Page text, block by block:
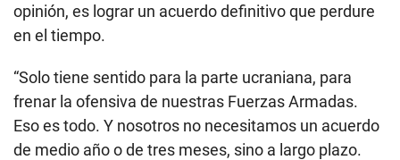
opinión, es lograr un acuerdo definitivo que perdure
en el tiempo.
“Solo tiene sentido para la parte ucraniana, para
frenar la ofensiva de nuestras Fuerzas Armadas.
Eso es todo. Y nosotros no necesitamos un acuerdo
de medio año o de tres meses, sino a largo plazo.